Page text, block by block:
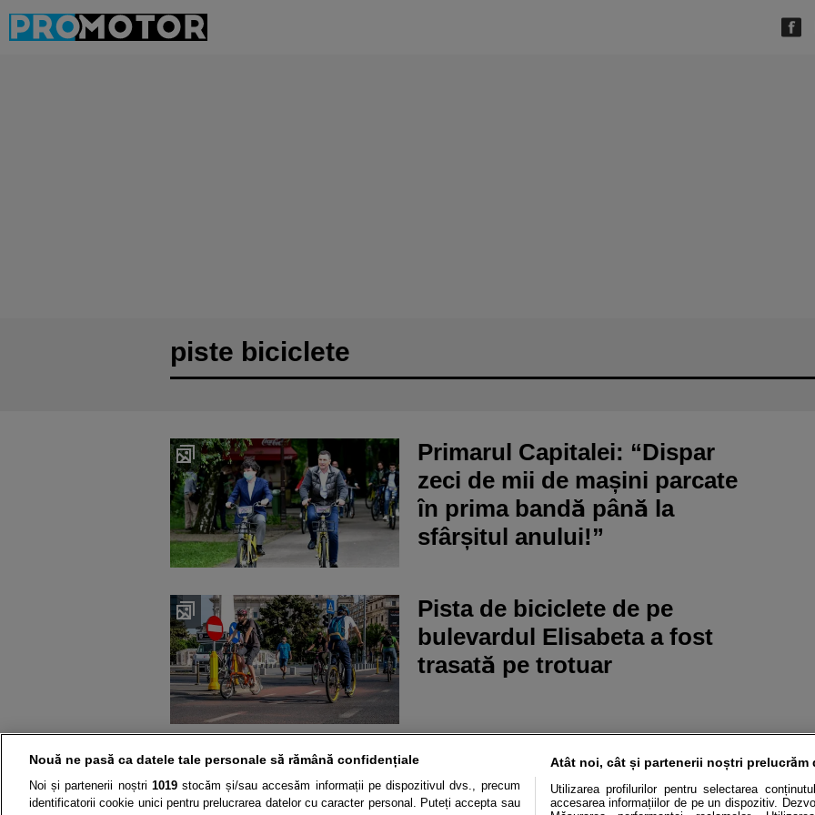
piste biciclete
Primarul Capitalei: “Dispar
zeci de mii de mașini parcate
în prima bandă până la
sfârșitul anului!”
Pista de biciclete de pe
bulevardul Elisabeta a fost
trasată pe trotuar
Nouă ne pasă ca datele tale personale să rămână confidențiale
Noi și partenerii noștri 1019stocăm și/sau accesăm informații pe dispozitivul dvs., precum
identificatorii cookie unici pentru prelucrarea datelor cu caracter personal. Puteți accepta sau
Atât noi, cât și partenerii noștri prelucrăm
Utilizarea profilurilor pentru selectarea
accesarea informațiilor de pe un dispozitiv.